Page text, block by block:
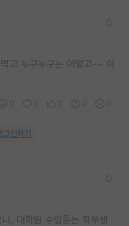
고 누구누구는 어떻고~~ 이
그인하기
, 대학원 수업듣는 학부생